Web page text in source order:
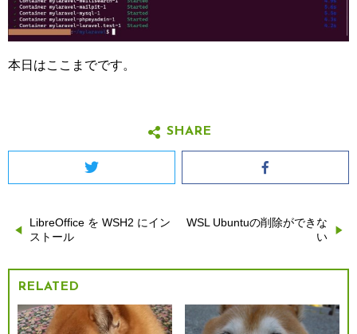
本日はここまでです。
SHARE
Twitter
投
稿
ナ
LibreOffice を WSH2 にイン
ストール
WSL Ubuntuの削除ができな
い
RELATED